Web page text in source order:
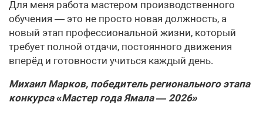
Для меня работа мастером производственного
обучения — это не просто новая должность, а
новый этап профессиональной жизни, который
требует полной отдачи, постоянного движения
вперёд и готовности учиться каждый день.
Михаил Марков, победитель регионального этапа
конкурса «Мастер года Ямала — 2026»